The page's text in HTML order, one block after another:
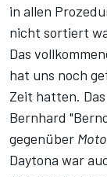
in allen
nicht sortiert
Das
hat uns noch
Zeit hatten.
Bernhard
gegenüber
Daytona war